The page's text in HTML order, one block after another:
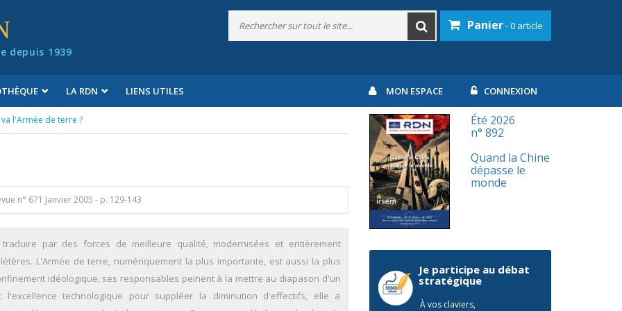
depuis 1939
Panier- 0 article
LA RDN LIENS UTILES MON ESPACE CONNEXION
va l'Armée de terre ?
n° 671 Janvier 2005 - p. 129-143
par des forces de meilleure qualité, modernisées et entièrement
L'Armée de terre, numériquement la plus importante, est aussi la plus
idéologique, ses responsables peinent à la mettre au diapason d'un
l'excellence technologique pour suppléer la diminution d'effectifs, elle a
Été 2026
n° 892
Quand la Chine
dépasse le
monde
Je participe au débat
stratégique
À vos claviers,